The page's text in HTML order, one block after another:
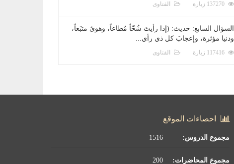
الفتاوى
السؤال السابع: حديث: (إذا رأيتَ شُحّاً مُطاعاً، وهوىً متبَعاً،
ودنيا مؤثرة، وإعجابَ كل ذي رأي...
الفتاوى
احصاءات الموقع
مجموع الدروس:
مجموع المحاضرات: